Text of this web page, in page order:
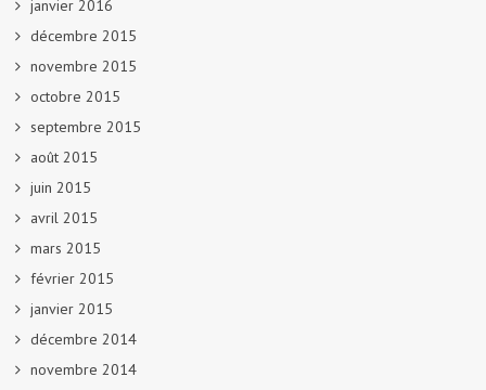
janvier 2016
décembre 2015
novembre 2015
octobre 2015
septembre 2015
août 2015
juin 2015
avril 2015
mars 2015
février 2015
janvier 2015
décembre 2014
novembre 2014